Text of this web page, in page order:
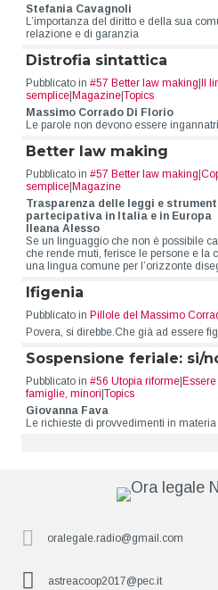
Stefania Cavagnoli
L’importanza del diritto e della sua
relazione e di garanzia
Distrofia sintattica
Pubblicato in #57 Better law making
Il
semplice Magazine Topics
Massimo Corrado Di Florio
Le parole non devono essere
Better law making
Pubblicato in #57 Better law making
semplice Magazine
Trasparenza delle leggi e
partecipativa in Italia e in Europa
Ileana Alesso
Se un linguaggio che non è possibile
che rende muti, ferisce le persone e la
una lingua comune per l’orizzonte
Ifigenia
Pubblicato in Pillole del Massimo
Povera, si direbbe.Che già ad essere
Sospensione feriale: si/
Pubblicato in #56 Utopia riforme
famiglie, minori Topics
Giovanna Fava
Le richieste di provvedimenti in
oralegale.radio@gmail.com
astreacoop2017@pec.it